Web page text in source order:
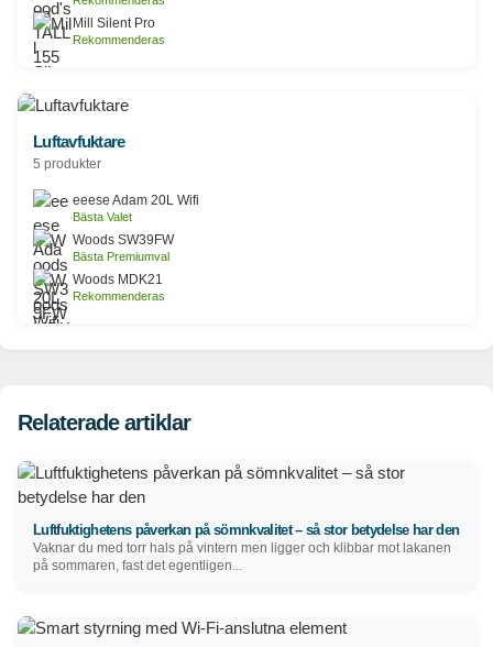
Mill Silent Pro
Rekommenderas
Luftavfuktare
5 produkter
eeese Adam 20L Wifi
Bästa Valet
Woods SW39FW
Bästa Premiumval
Woods MDK21
Rekommenderas
Relaterade artiklar
Luftfuktighetens påverkan på sömnkvalitet – så stor betydelse har den
Vaknar du med torr hals på vintern men ligger och klibbar mot lakanen
på sommaren, fast det egentligen...